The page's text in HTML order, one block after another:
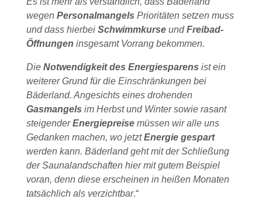
wegen Personalmangels Prioritäten setzen muss
und dass hierbei Schwimmkurse undFreibad-
Öffnungen insgesamt Vorrang bekommen.
Die Notwendigkeit des Energiesparens ist ein
weiterer Grund für die Einschränkungen bei
Bäderland. Angesichts eines drohenden
Gasmangels im Herbst und Winter sowie rasant
steigenderEnergiepreise müssen wir alle uns
Gedanken machen, wo jetztEnergie gespart
werden kann. Bäderland geht mit der Schließung
der Saunalandschaften hier mit gutem Beispiel
voran, denn diese erscheinen in heißen Monaten
tatsächlich als verzichtbar.“